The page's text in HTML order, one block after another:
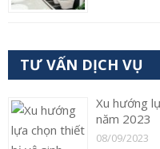
TƯ VẤN DỊCH VỤ
Xu hướng
năm 2023
08/09/2023